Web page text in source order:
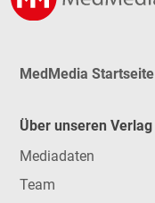
MedMedia Startseite
Über unseren Verlag
Mediadaten
Team